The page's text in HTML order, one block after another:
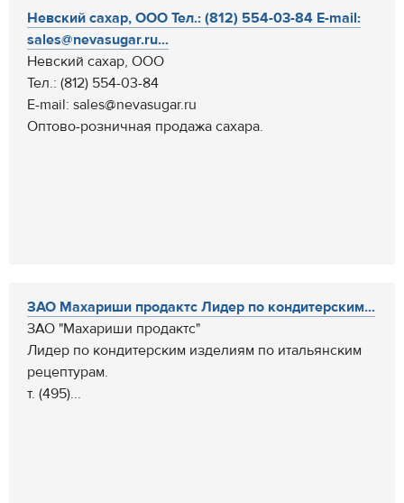
Невский сахар, ООО Тел.: (812) 554-03-84 E-mail:
sales@nevasugar.ru...
Невский сахар, ООО
Тел.: (812) 554-03-84
E-mail: sales@nevasugar.ru
Оптово-розничная продажа сахара.
ЗАО Махариши продактс Лидер по кондитерским...
ЗАО "Махариши продактс"
Лидер по кондитерским изделиям по итальянским
рецептурам.
т. (495)...